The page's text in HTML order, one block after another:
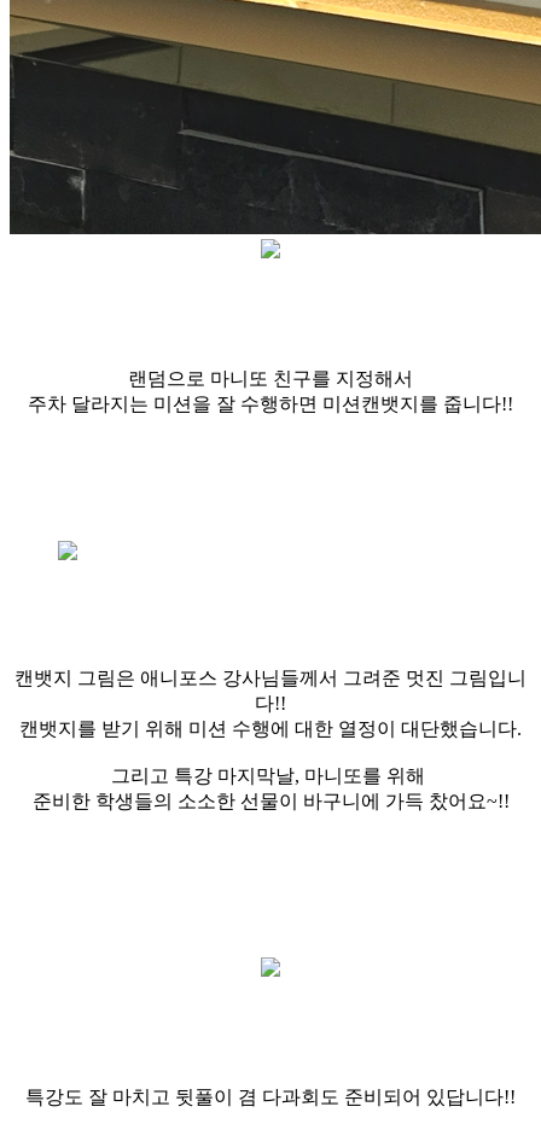
랜덤으로 마니또 친구를 지정해서
주차 달라지는 미션을 잘 수행하면 미션캔뱃지를 줍니다!!
캔뱃지 그림은 애니포스 강사님들께서 그려준 멋진 그림입니
다!!
캔뱃지를 받기 위해 미션 수행에 대한 열정이 대단했습니다.
그리고 특강 마지막날, 마니또를 위해
준비한 학생들의 소소한 선물이 바구니에 가득 찼어요~!!
특강도 잘 마치고 뒷풀이 겸 다과회도 준비되어 있답니다!!